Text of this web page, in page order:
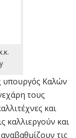
υπουργός Καλών
τους
και
καλλιεργούν και
τις